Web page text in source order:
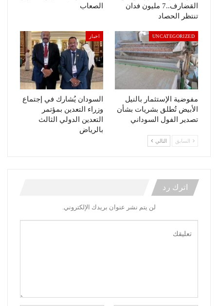
القضارف..7 مليون فدان
تنتظر الحصاد
الصعاب
UNCATEGORIZED
مفوضية الإستثمار بالنيل
الأبيض تُطلق بشريات بشأن
تصدير الفول السوداني
اخبار
السودان يُشارك في إجتماع
وزراء التعدين بمؤتمر
التعدين الدولي الثالث
بالرياض
السابق التالي
اترك رد
لن يتم نشر عنوان بريدك الإلكتروني.